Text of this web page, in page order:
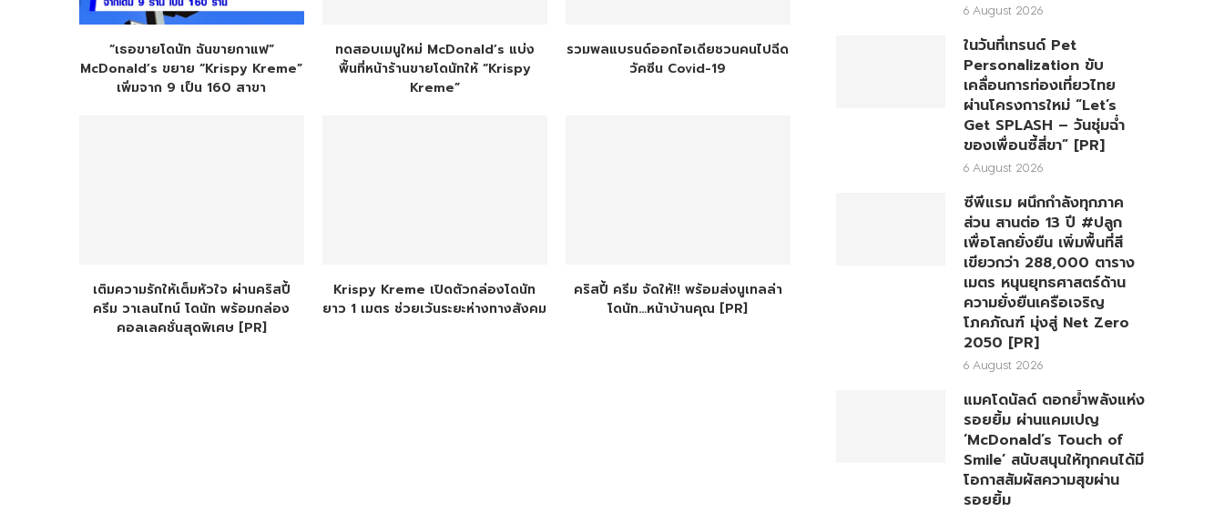
“เธอขายโดนัท ฉันขายกาแฟ”
McDonald’s ขยาย “Krispy Kreme”
เพิ่มจาก 9 เป็น 160 สาขา
ทดสอบเมนูใหม่ McDonald’s แบ่ง
พื้นที่หน้าร้านขายโดนัทให้ “Krispy
Kreme”
รวมพลแบรนด์ออกไอเดียชวนคนไปฉีด
วัคซีน Covid-19
เติมความรักให้เต็มหัวใจ ผ่านคริสปี้
ครีม วาเลนไทน์ โดนัท พร้อมกล่อง
คอลเลคชั่นสุดพิเศษ [PR]
Krispy Kreme เปิดตัวกล่องโดนัท
ยาว 1 เมตร ช่วยเว้นระยะห่างทางสังคม
คริสปี้ ครีม จัดให้!! พร้อมส่งนูเทลล่า
โดนัท…หน้าบ้านคุณ [PR]
6 August 2026
ในวันที่เทรนด์ Pet
Personalization ขับ
เคลื่อนการท่องเที่ยวไทย
ผ่านโครงการใหม่ “Let’s
Get SPLASH – วันชุ่มฉ่ำ
ของเพื่อนซี้สี่ขา” [PR]
6 August 2026
ซีพีแรม ผนึกกำลังทุกภาค
ส่วน สานต่อ 13 ปี #ปลูก
เพื่อโลกยั่งยืน เพิ่มพื้นที่สี
เขียวกว่า 288,000 ตาราง
เมตร หนุนยุทธศาสตร์ด้าน
ความยั่งยืนเครือเจริญ
โภคภัณฑ์ มุ่งสู่ Net Zero
2050 [PR]
6 August 2026
แมคโดนัลด์ ตอกย้ำพลังแห่ง
รอยยิ้ม ผ่านแคมเปญ
‘McDonald’s Touch of
Smile’ สนับสนุนให้ทุกคนได้มี
โอกาสสัมผัสความสุขผ่าน
รอยยิ้ม